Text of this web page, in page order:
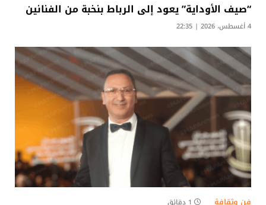
“صيف الأوداية” يعود إلى الرباط بنخبة من الفنانين
4 أغسطس، 2026 | 22:35
فن وثقافة 1 دقائق